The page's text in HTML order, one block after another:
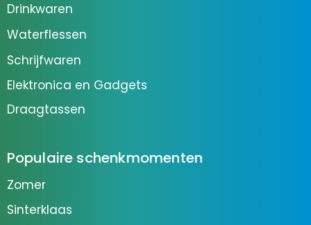
Drinkwaren
Waterflessen
Schrijfwaren
Elektronica en Gadgets
Draagtassen
Populaire schenkmomenten
Zomer
Sinterklaas